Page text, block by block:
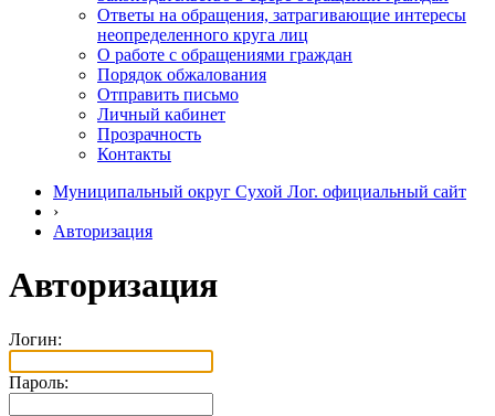
Ответы на обращения, затрагивающие интересы
неопределенного круга лиц
О работе с обращениями граждан
Порядок обжалования
Отправить письмо
Личный кабинет
Прозрачность
Контакты
Муниципальный округ Сухой Лог. официальный сайт
›
Авторизация
Авторизация
Логин:
Пароль: